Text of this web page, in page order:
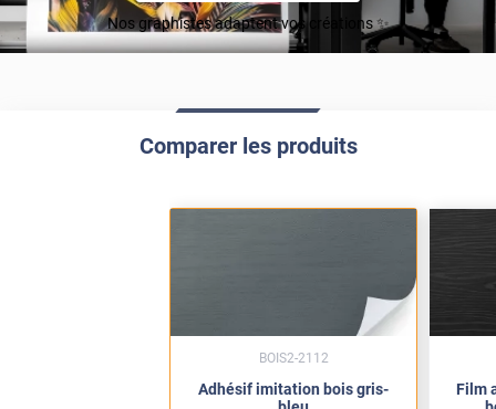
Nos graphistes adaptent vos créations ✨
Comparer les produits
Adhésif imitation bois gris-
BOIS2-2112
Film